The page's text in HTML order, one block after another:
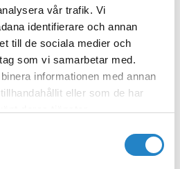
vår trafik. Vi
identifierare och annan
till de sociala medier och
som vi samarbetar med.
informationen med annan
eller som de har